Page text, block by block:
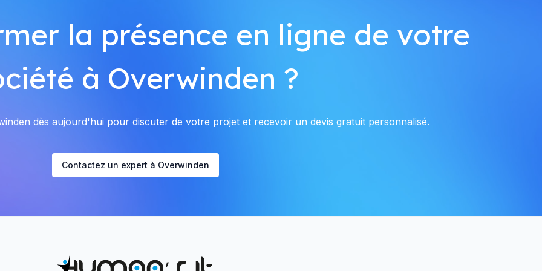
la présence en ligne de votre
à Overwinden ?
dès aujourd'hui pour discuter de votre projet et recevoir un devis gratuit personnalisé.
Contactez un expert à Overwinden